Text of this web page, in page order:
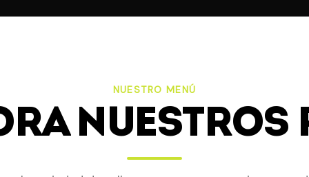
NUESTRO MENÚ
NUESTROS